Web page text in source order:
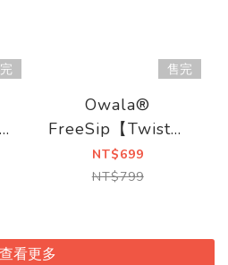
售完
Owala®
FreeSip【Twist】
雙飲口旋蓋不鏽鋼
吸管水壺|530ml
NT$699
NT$799
查看更多